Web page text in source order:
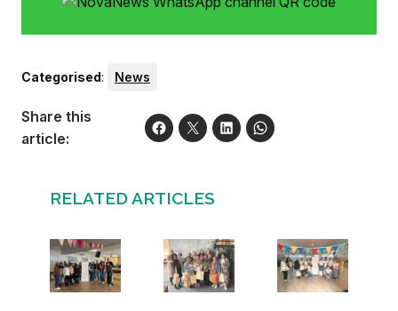
Categorised: News
Share this
article:
RELATED ARTICLES